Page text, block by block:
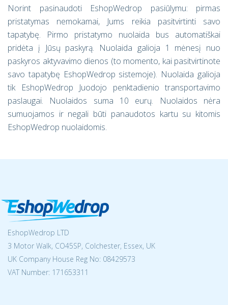
Norint pasinaudoti EshopWedrop pasiūlymu: pirmas
pristatymas nemokamai, Jums reikia pasitvirtinti savo
tapatybę. Pirmo pristatymo nuolaida bus automatiškai
pridėta į Jūsų paskyrą. Nuolaida galioja 1 mėnesį nuo
paskyros aktyvavimo dienos (to momento, kai pasitvirtinote
savo tapatybę EshopWedrop sistemoje). Nuolaida galioja
tik EshopWedrop Juodojo penktadienio transportavimo
paslaugai. Nuolaidos suma 10 eurų. Nuolaidos nėra
sumuojamos ir negali būti panaudotos kartu su kitomis
EshopWedrop nuolaidomis.
EshopWedrop LTD
3 Motor Walk, CO45SP, Colchester, Essex, UK
UK Company House Reg No: 08429573
VAT Number: 171653311